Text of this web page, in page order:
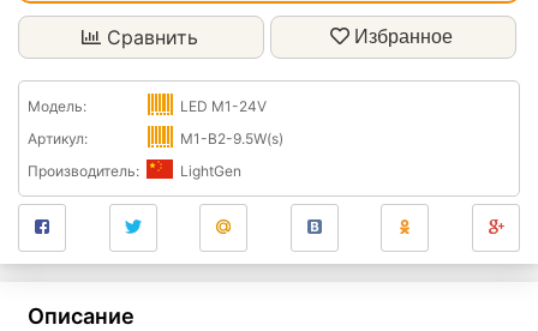
Сравнить Избранное
Модель:
LED M1-24V
Артикул:
M1-B2-9.5W(s)
Производитель:
LightGen
Описание